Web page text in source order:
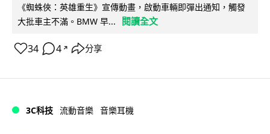
《蜘蛛俠：英雄重生》宣傳動畫，啟動車輛即彈出通知，觸發
大批車主不滿。BMW 早...
閱讀全文
34 4 ↗ 分享
3C科技 流動音樂 音樂耳機